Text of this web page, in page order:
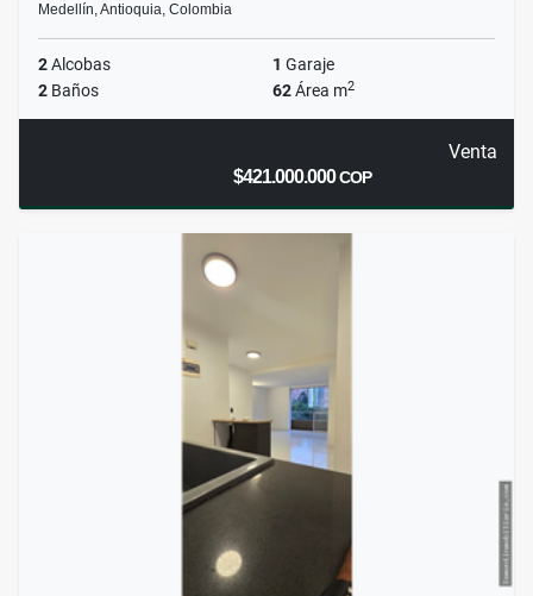
Medellín, Antioquia, Colombia
2Alcobas 1 Garaje
2 Baños 62Área m2
Venta
$421.000.000COP